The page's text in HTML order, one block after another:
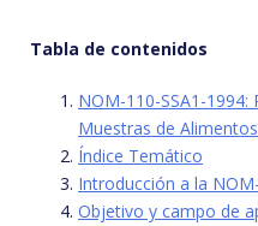
Tabla de contenidos
NOM-110-SSA1-
Muestras de
Índice Temático
Introducción a la
Objetivo y campo de